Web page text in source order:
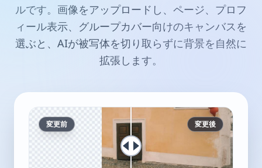
ルです。画像をアップロードし、ページ、プロフ
ィール表示、グループカバー向けのキャンバスを
選ぶと、AIが被写体を切り取らずに背景を自然に
拡張します。
変更前 変更後